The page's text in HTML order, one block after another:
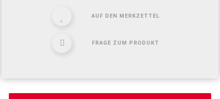
AUF DEN MERKZETTEL
FRAGE ZUM PRODUKT